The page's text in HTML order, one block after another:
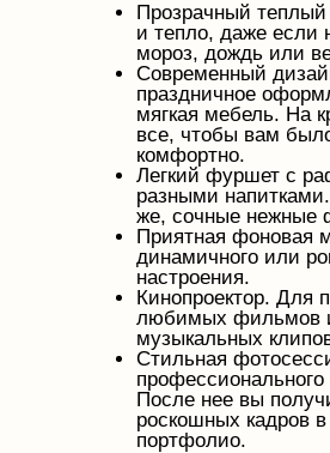
Прозрачный
и тепло, даже если
мороз, дождь или
Современный
праздничное
мягкая мебель. На
все, чтобы вам
комфортно.
Легкий фуршет с
разными
же, сочные нежные
Приятная фоновая
динамичного или
настроения.
Кинопроектор. Для
любимых фильмов
музыкальных
Стильная
После нее вы
роскошных кадров
портфолио.